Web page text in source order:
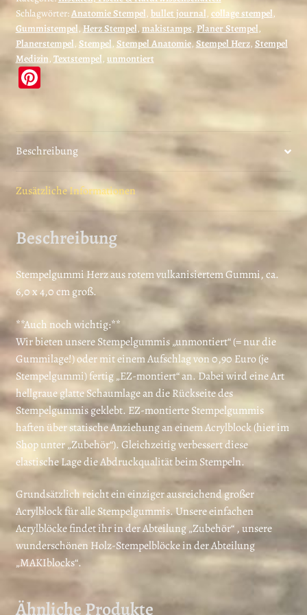
Herz
(180607)
Menge
Schlagwörter:Anatomie Stempel, bullet journal, collage stempel,
Gummistempel, Herz Stempel, makistamps, Planer Stempel,
Planerstempel, Stempel, Stempel Anatomie, Stempel Herz, Stempel
Medizin, Textstempel, unmontiert
Pi
nt
er
es
Beschreibung
Zusätzliche Informationen
Beschreibung
Stempelgummi Herz aus rotem vulkanisiertem Gummi, ca.
6,0 x 4,0 cm groß.
**Auch noch wichtig:**
Wir bieten unsere Stempelgummis „unmontiert“ (= nur die
Gummilage!) oder mit einem Aufschlag von 0,90 Euro (je
Stempelgummi) fertig „EZ-montiert“ an. Dabei wird eine Art
hellgraue glatte Schaumlage an die Rückseite des
Stempelgummis geklebt. EZ-montierte Stempelgummis
haften über statische Anziehung an einem Acrylblock (hier im
Shop unter „Zubehör“). Gleichzeitig verbessert diese
elastische Lage die Abdruckqualität beim Stempeln.
Grundsätzlich reicht ein einziger ausreichend großer
Acrylblock für alle Stempelgummis. Unsere einfachen
Acrylblöcke findet ihr in der Abteilung „Zubehör“ , unsere
wunderschönen Holz-Stempelblöcke in der Abteilung
„MAKIblocks“.
Ähnliche Produkte